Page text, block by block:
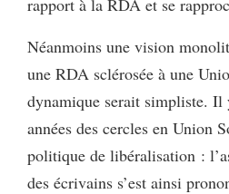
Néanmoins une vision
une RDA sclérosée à une
dynamique serait simpliste. Il
années des cercles en Union
politique de libéralisation :
des écrivains s’est ainsi